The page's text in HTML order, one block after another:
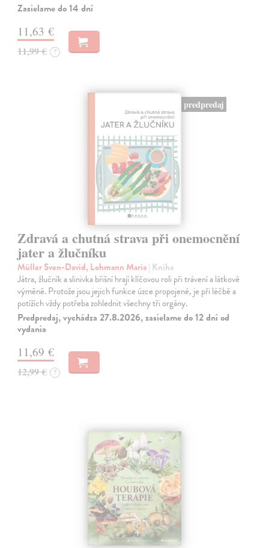
Zasielame do 14 dní
11,63 €
11,99 € ?
predpredaj
Zdravá a chutná strava při onemocnění
jater a žlučníku
Müller Sven-David, Lohmann Maria| Kniha
Játra, žlučník a slinivka břišní hrají klíčovou roli při trávení a látkové
výměně. Protože jsou jejich funkce úzce propojené, je při léčbě a
potížích vždy potřeba zohlednit všechny tři orgány.
Predpredaj, vychádza 27.8.2026, zasielame do 12 dní od
vydania
11,69 €
12,99 € ?